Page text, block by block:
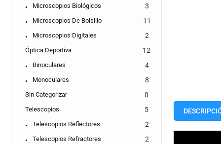
Microscopios Biológicos 3
Microscopios De Bolsillo 11
Microscopios Digitales 2
Óptica Deportiva 12
Binoculares 4
Monoculares 8
Sin Categorizar 0
Telescopios 5
Telescopios Reflectores 2
Telescopios Refractores 2